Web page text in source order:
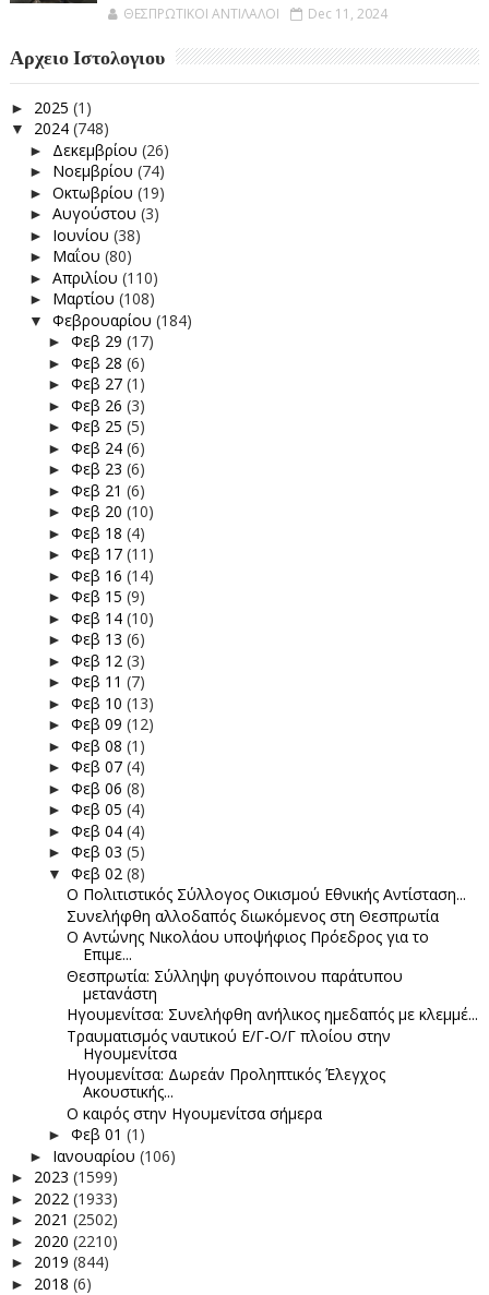
ΘΕΣΠΡΩΤΙΚΟΙ ΑΝΤΙΛΑΛΟΙ Dec 11, 2024
Αρχειο Ιστολογιου
► 2025 (1)
▼ 2024 (748)
► Δεκεμβρίου (26)
► Νοεμβρίου (74)
► Οκτωβρίου (19)
► Αυγούστου (3)
► Ιουνίου (38)
► Μαΐου (80)
► Απριλίου (110)
► Μαρτίου (108)
▼ Φεβρουαρίου (184)
► Φεβ 29 (17)
► Φεβ 28 (6)
► Φεβ 27 (1)
► Φεβ 26 (3)
► Φεβ 25 (5)
► Φεβ 24 (6)
► Φεβ 23 (6)
► Φεβ 21 (6)
► Φεβ 20 (10)
► Φεβ 18 (4)
► Φεβ 17 (11)
► Φεβ 16 (14)
► Φεβ 15 (9)
► Φεβ 14 (10)
► Φεβ 13 (6)
► Φεβ 12 (3)
► Φεβ 11 (7)
► Φεβ 10 (13)
► Φεβ 09 (12)
► Φεβ 08 (1)
► Φεβ 07 (4)
► Φεβ 06 (8)
► Φεβ 05 (4)
► Φεβ 04 (4)
► Φεβ 03 (5)
▼ Φεβ 02 (8)
Ο Πολιτιστικός Σύλλογος Οικισμού Εθνικής Αντίσταση...
Συνελήφθη αλλοδαπός διωκόμενος στη Θεσπρωτία
Ο Αντώνης Νικολάου υποψήφιος Πρόεδρος για το
Επιμε...
Θεσπρωτία: Σύλληψη φυγόποινου παράτυπου
μετανάστη
Ηγουμενίτσα: Συνελήφθη ανήλικος ημεδαπός με κλεμμέ...
Τραυματισμός ναυτικού Ε/Γ-Ο/Γ πλοίου στην
Ηγουμενίτσα
Ηγουμενίτσα: Δωρεάν Προληπτικός Έλεγχος
Ακουστικής...
Ο καιρός στην Ηγουμενίτσα σήμερα
► Φεβ 01 (1)
► Ιανουαρίου (106)
► 2023 (1599)
► 2022 (1933)
► 2021 (2502)
► 2020 (2210)
► 2019 (844)
► 2018 (6)